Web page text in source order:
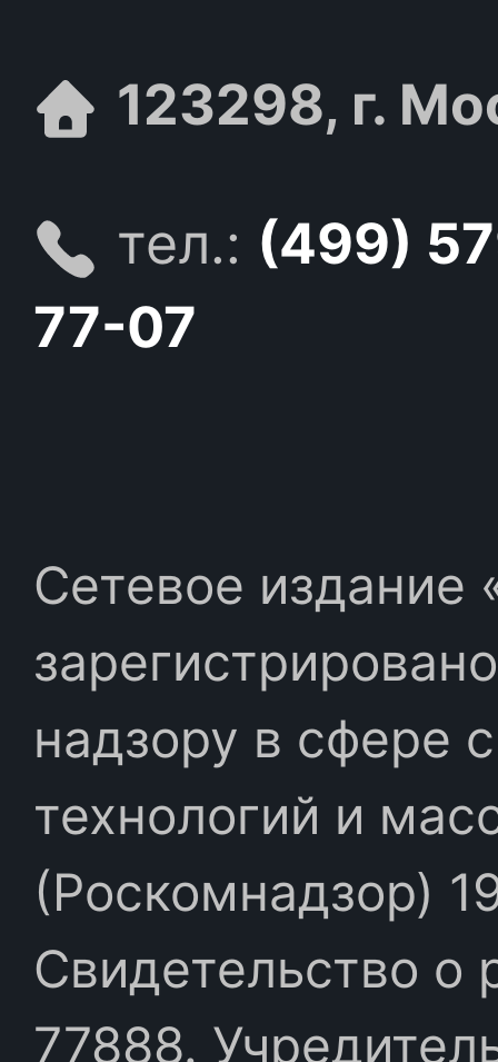
123298, г.
тел.: (499)
77-07
Сетевое издание
надзору в сфере
технологий и
(Роскомнадзор)
Свидетельство
77888.